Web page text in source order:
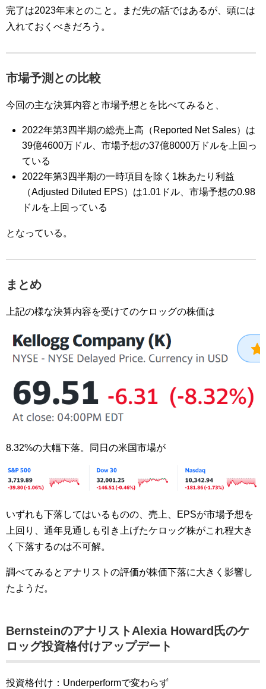
完了は2023年末とのこと。まだ先の話ではあるが、頭には
入れておくべきだろう。
市場予測との比較
今回の主な決算内容と市場予想とを比べてみると、
2022年第3四半期の総売上高（Reported Net Sales）は
39億4600万 ドル 、市場予想の37億8000万ドルを上回っ
ている
2022年第3四半期の一時項目を除く1株あたり利益
（Adjusted Diluted EPS）は1.01 ドル 、市場予想の0.98
ドルを上回っている
となっている。
まとめ
上記の様な決算内容を受けてのケロッグの株価は
8.32%の大幅下落。同日の米国市場が
いずれも下落してはいるものの、売上、EPSが市場予想を
上回り、通年見通しも引き上げたケロッグ株がこれ程大き
く下落するのは不可解。
調べてみるとアナリストの評価が株価下落に大きく影響し
たようだ。
BernsteinのアナリストAlexia Howard氏のケ
ロッグ投資格付けアップデート
投資格付け：Underperformで変わらず